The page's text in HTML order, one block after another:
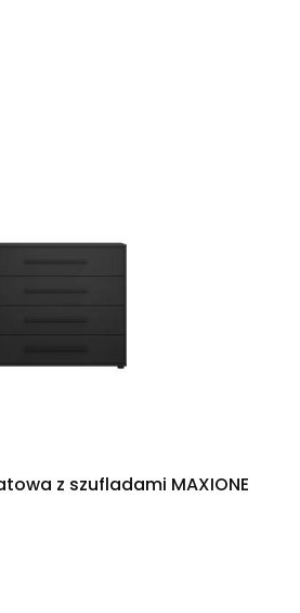
z szufladami MAXIONE